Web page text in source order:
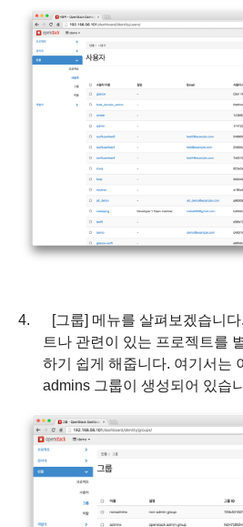
4. [그룹] 메뉴를 살펴보겠습니다.
트나 관련이 있는 프로젝트를
하기 쉽게 해줍니다. 여기서는
admins 그룹이 생성되어 있습